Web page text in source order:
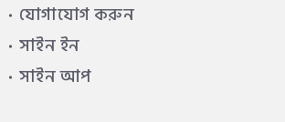
যোগাযোগ করুন
সাইন ইন
সাইন আপ